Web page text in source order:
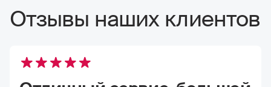
Отзывы наших клиентов